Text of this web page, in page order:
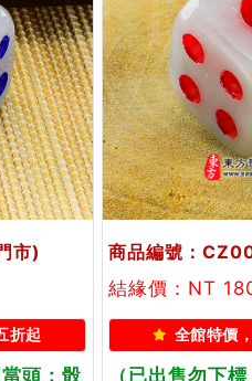
市)
折起
頭：骰
商品編號：
結緣價：NT
全館特價
（已出售勿下